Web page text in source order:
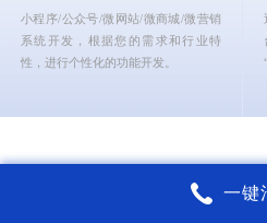
小程序/公众号/微网站/微商城/微营销
系统开发，根据您的需求和行业特
性，进行个性化的功能开发。
锐智互动
一键